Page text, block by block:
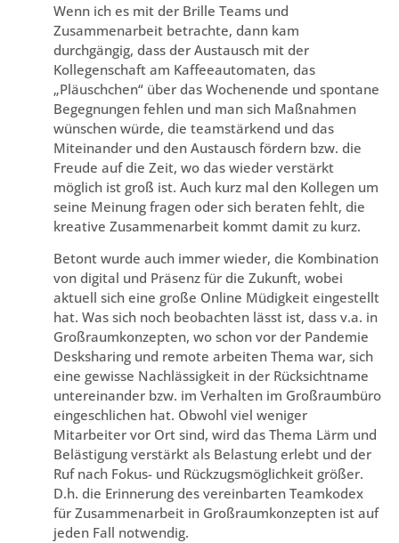
Wenn ich es mit der Brille Teams und
Zusammenarbeit betrachte, dann kam
durchgängig, dass der Austausch mit der
Kollegenschaft am Kaffeeautomaten, das
„Pläuschchen“ über das Wochenende und spontane
Begegnungen fehlen und man sich Maßnahmen
wünschen würde, die teamstärkend und das
Miteinander und den Austausch fördern bzw. die
Freude auf die Zeit, wo das wieder verstärkt
möglich ist groß ist. Auch kurz mal den Kollegen um
seine Meinung fragen oder sich beraten fehlt, die
kreative Zusammenarbeit kommt damit zu kurz.
Betont wurde auch immer wieder, die Kombination
von digital und Präsenz für die Zukunft, wobei
aktuell sich eine große Online Müdigkeit eingestellt
hat. Was sich noch beobachten lässt ist, dass v.a. in
Großraumkonzepten, wo schon vor der Pandemie
Desksharing und remote arbeiten Thema war, sich
eine gewisse Nachlässigkeit in der Rücksichtname
untereinander bzw. im Verhalten im Großraumbüro
eingeschlichen hat. Obwohl viel weniger
Mitarbeiter vor Ort sind, wird das Thema Lärm und
Belästigung verstärkt als Belastung erlebt und der
Ruf nach Fokus- und Rückzugsmöglichkeit größer.
D.h. die Erinnerung des vereinbarten Teamkodex
für Zusammenarbeit in Großraumkonzepten ist auf
jeden Fall notwendig.